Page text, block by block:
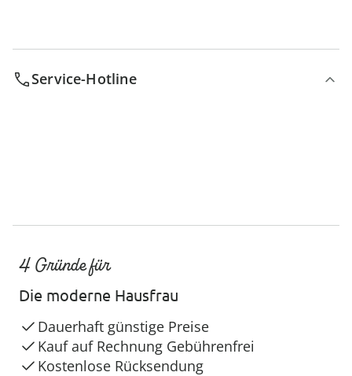
Service-Hotline
4 Gründe für
Die moderne Hausfrau
Dauerhaft günstige Preise
Kauf auf Rechnung Gebührenfrei
Kostenlose Rücksendung